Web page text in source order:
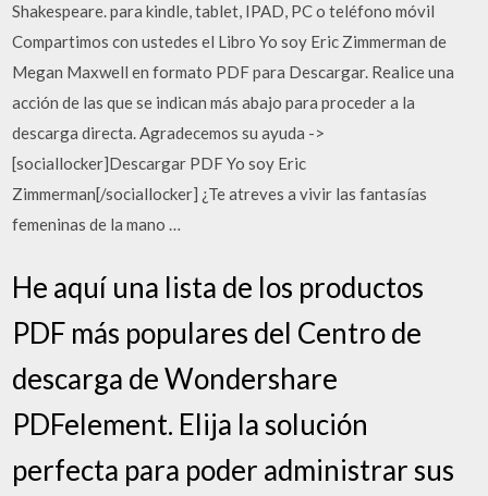
Shakespeare. para kindle, tablet, IPAD, PC o teléfono móvil
Compartimos con ustedes el Libro Yo soy Eric Zimmerman de
Megan Maxwell en formato PDF para Descargar. Realice una
acción de las que se indican más abajo para proceder a la
descarga directa. Agradecemos su ayuda ->
[sociallocker]Descargar PDF Yo soy Eric
Zimmerman[/sociallocker] ¿Te atreves a vivir las fantasías
femeninas de la mano …
He aquí una lista de los productos
PDF más populares del Centro de
descarga de Wondershare
PDFelement. Elija la solución
perfecta para poder administrar sus